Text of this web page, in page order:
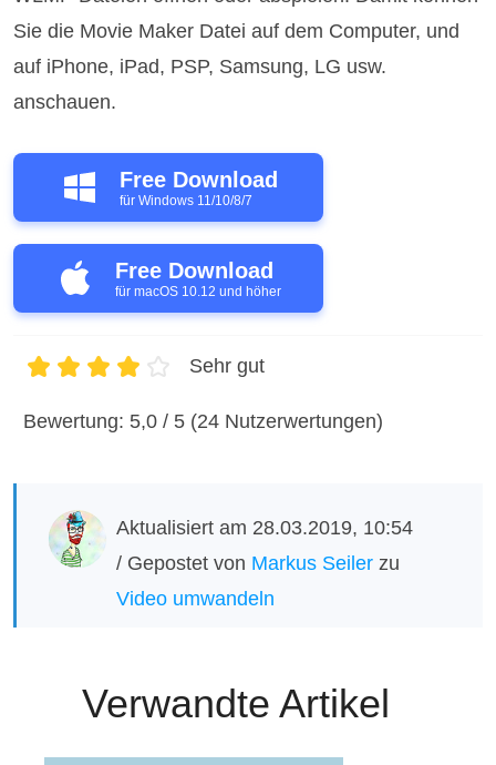
Sie die Movie Maker Datei auf dem Computer, und
auf iPhone, iPad, PSP, Samsung, LG usw.
anschauen.
Free Download
für Windows 11/10/8/7
Free Download
für macOS 10.12 und höher
1 3 5
Sehr gut
Bewertung: 5,0 / 5 (24 Nutzerwertungen)
Aktualisiert am 28.03.2019, 10:54
/ Gepostet von Markus Seiler zu
Video umwandeln
Verwandte Artikel